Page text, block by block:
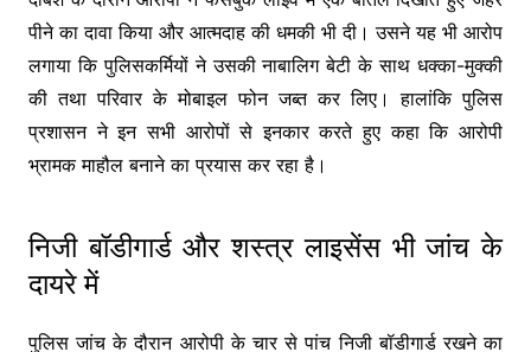
पीने का दावा किया और आत्मदाह की धमकी भी दी। उसने यह भी आरोप
लगाया कि पुलिसकर्मियों ने उसकी नाबालिग बेटी के साथ धक्का-मुक्की
की तथा परिवार के मोबाइल फोन जब्त कर लिए। हालांकि पुलिस
प्रशासन ने इन सभी आरोपों से इनकार करते हुए कहा कि आरोपी
भ्रामक माहौल बनाने का प्रयास कर रहा है।
निजी बॉडीगार्ड और शस्त्र लाइसेंस भी जांच के
दायरे में
पुलिस जांच के दौरान आरोपी के चार से पांच निजी बॉडीगार्ड रखने का